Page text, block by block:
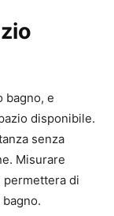
bagno, e
disponibile.
senza
Misurare
permettera di